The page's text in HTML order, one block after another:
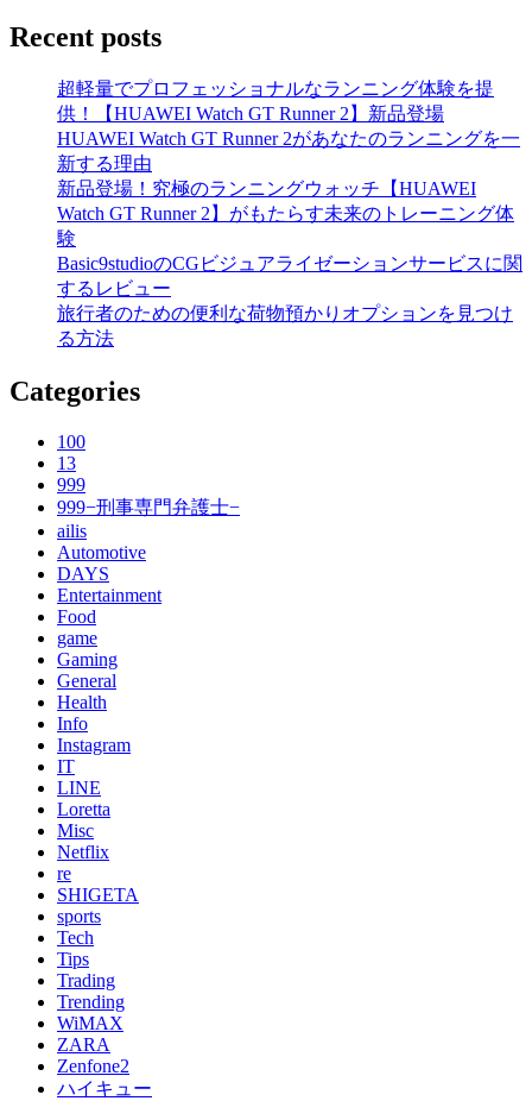
Recent posts
超軽量でプロフェッショナルなランニング体験を提
供！【HUAWEI Watch GT Runner 2】新品登場
HUAWEI Watch GT Runner 2があなたのランニングを一
新する理由
新品登場！究極のランニングウォッチ【HUAWEI
Watch GT Runner 2】がもたらす未来のトレーニング体
験
Basic9studioのCGビジュアライゼーションサービスに関
するレビュー
旅行者のための便利な荷物預かりオプションを見つけ
る方法
Categories
100
13
999
999−刑事専門弁護士−
ailis
Automotive
DAYS
Entertainment
Food
game
Gaming
General
Health
Info
Instagram
IT
LINE
Loretta
Misc
Netflix
re
SHIGETA
sports
Tech
Tips
Trading
Trending
WiMAX
ZARA
Zenfone2
ハイキュー